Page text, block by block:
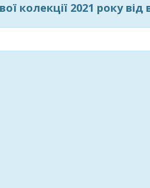
колекції 2021 року